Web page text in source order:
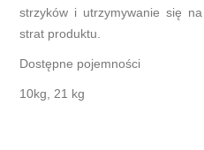
strzyków i utrzymywanie się
strat produktu.
Dostępne pojemności
10kg, 21 kg